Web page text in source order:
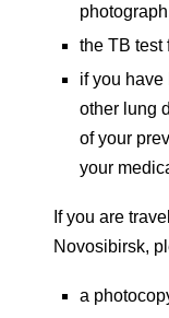
the TB test
if you have
other lung
of your
your
If you are
Novosibirsk,
a